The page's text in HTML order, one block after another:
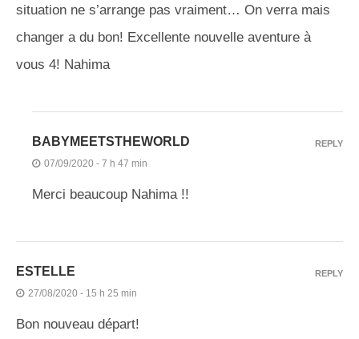
situation ne s’arrange pas vraiment… On verra mais
changer a du bon! Excellente nouvelle aventure à
vous 4! Nahima
BABYMEETSTHEWORLD
07/09/2020 - 7 h 47 min
Merci beaucoup Nahima !!
REPLY
ESTELLE
27/08/2020 - 15 h 25 min
Bon nouveau départ!
REPLY